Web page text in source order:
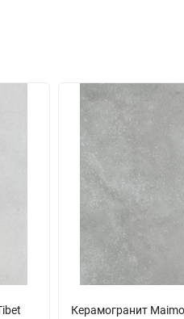
Керамогранит